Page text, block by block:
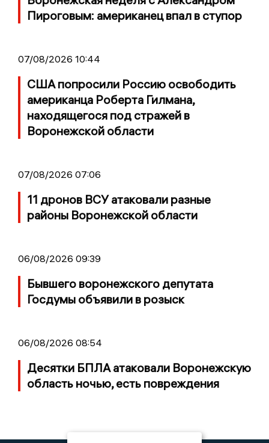
Пироговым: американец впал в ступор
07/08/2026 10:44
США попросили Россию освободить
американца Роберта Гилмана,
находящегося под стражей в
Воронежской области
07/08/2026 07:06
11 дронов ВСУ атаковали разные
районы Воронежской области
06/08/2026 09:39
Бывшего воронежского депутата
Госдумы объявили в розыск
06/08/2026 08:54
Десятки БПЛА атаковали Воронежскую
область ночью, есть повреждения